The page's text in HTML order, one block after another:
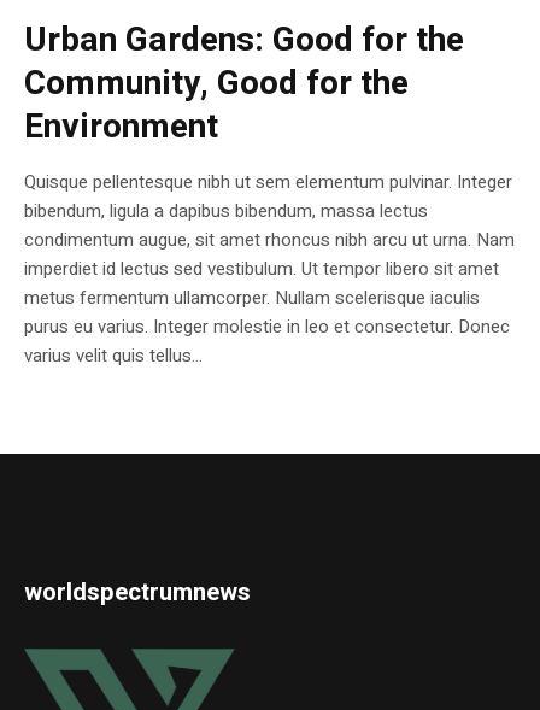
Urban Gardens: Good for the
Community, Good for the
Environment
Quisque pellentesque nibh ut sem elementum pulvinar. Integer
bibendum, ligula a dapibus bibendum, massa lectus
condimentum augue, sit amet rhoncus nibh arcu ut urna. Nam
imperdiet id lectus sed vestibulum. Ut tempor libero sit amet
metus fermentum ullamcorper. Nullam scelerisque iaculis
purus eu varius. Integer molestie in leo et consectetur. Donec
varius velit quis tellus...
worldspectrumnews